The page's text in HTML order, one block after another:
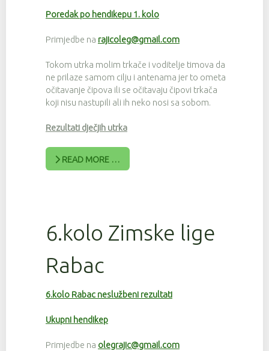
Poredak po hendikepu 1. kolo
Primjedbe na rajicoleg@gmail.com
Tokom utrka molim trkače i voditelje timova da
ne prilaze samom cilju i antenama jer to ometa
očitavanje čipova ili se očitavaju čipovi trkača
koji nisu nastupili ali ih neko nosi sa sobom.
Rezultati dječjih utrka
READ MORE …
6.kolo Zimske lige
Rabac
6.kolo Rabac neslužbeni rezultati
Ukupni hendikep
Primjedbe na olegrajic@gmail.com